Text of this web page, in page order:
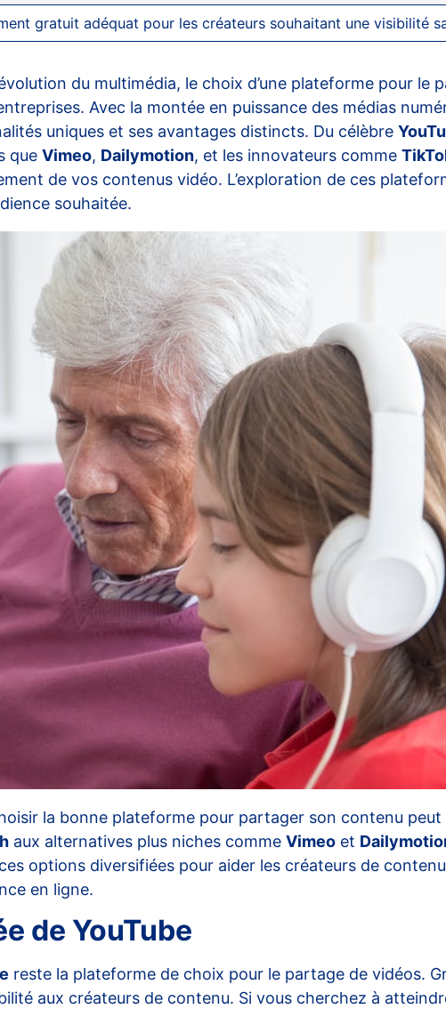
gratuit adéquat pour les créateurs souhaitant une visibilité
du multimédia, le choix d’une plateforme pour
Avec la montée en puissance des médias
uniques et ses avantages distincts. Du célèbre
que Vimeo, Dailymotion, et les innovateurs comme
de vos contenus vidéo. L’exploration de ces
souhaitée.
la bonne plateforme pour partager son contenu
aux alternatives plus niches comme Vimeo et
options diversifiées pour aider les créateurs de
en ligne.
de YouTube
reste la plateforme de choix pour le partage de vidéos.
aux créateurs de contenu. Si vous cherchez à